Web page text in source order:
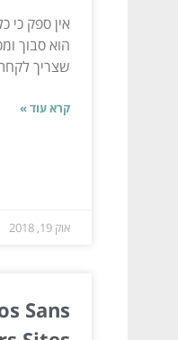
אין ספק כי
הוא סבוך
שצריך
קרא עוד »
אוק 19, 2018
Sans